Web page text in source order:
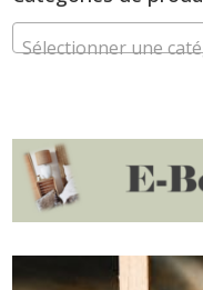
Sélectionner une